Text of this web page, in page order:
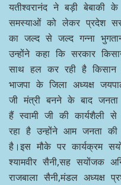
यतीश्वरानंद ने बड़ी बेबाकी
समस्याओं को लेकर प्रदेश
का जल्द से जल्द गन्ना
उन्होंने कहा कि सरकार
साथ हल कर रही है किसान
भाजपा के जिला अध्यक्ष
जी मंत्री बनने के बाद
हैं स्वामी जी की कार्यशैली से
रहा है उन्होंने आम जनता
है।इस मौके पर कार्यक्रम
श्यामवीर सैनी,सह सयोंजक
राजबाला सैनी,मंडल अध्यक्ष